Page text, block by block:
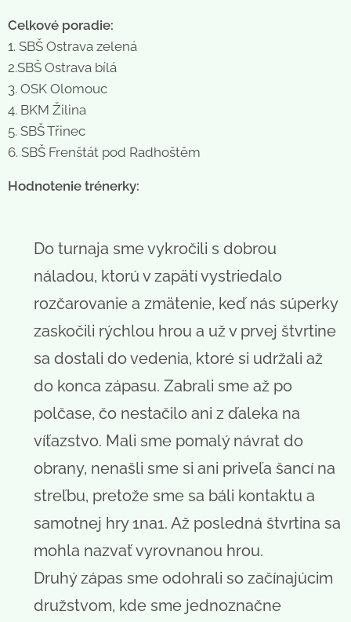
Celkové poradie:
1. SBŠ Ostrava zelená
2.SBŠ Ostrava bílá
3. OSK Olomouc
4. BKM Žilina
5. SBŠ Třinec
6. SBŠ Frenštát pod Radhoštěm
Hodnotenie trénerky:
Do turnaja sme vykročili s dobrou
náladou, ktorú v zapätí vystriedalo
rozčarovanie a zmätenie, keď nás súperky
zaskočili rýchlou hrou a už v prvej štvrtine
sa dostali do vedenia, ktoré si udržali až
do konca zápasu. Zabrali sme až po
polčase, čo nestačilo ani z ďaleka na
víťazstvo. Mali sme pomalý návrat do
obrany, nenašli sme si ani priveľa šancí na
streľbu, pretože sme sa báli kontaktu a
samotnej hry 1na1. Až posledná štvrtina sa
mohla nazvať vyrovnanou hrou.
Druhý zápas sme odohrali so začínajúcim
družstvom, kde sme jednoznačne